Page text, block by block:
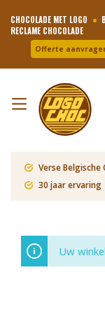
CHOCOLADE MET LOGO
RECLAME CHOCOLADE
Offerte
Verse Belgische
30 jaar ervaring
Uw